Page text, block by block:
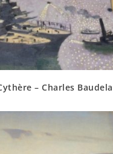
– Charles